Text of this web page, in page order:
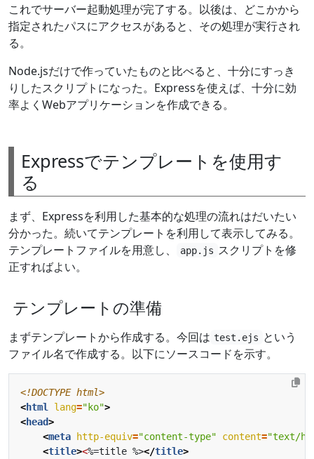
これでサーバー起動処理が完了する。以後は、どこかから
指定されたパスにアクセスがあると、その処理が実行され
る。
Node.jsだけで作っていたものと比べると、十分にすっき
りしたスクリプトになった。Expressを使えば、十分に効
率よくWebアプリケーションを作成できる。
Expressでテンプレートを使用す
る
まず、Expressを利用した基本的な処理の流れはだいたい
分かった。続いてテンプレートを利用して表示してみる。
テンプレートファイルを用意し、
app.js スクリプトを修
正すればよい。
テンプレートの準備
まずテンプレートから作成する。今回は test.ejs という
ファイル名で作成する。以下にソースコードを示す。
<!DOCTYPE html>
<html lang="ko">
<head>
<meta http-equiv="content-type" content="text/
<title><%=title %></title>